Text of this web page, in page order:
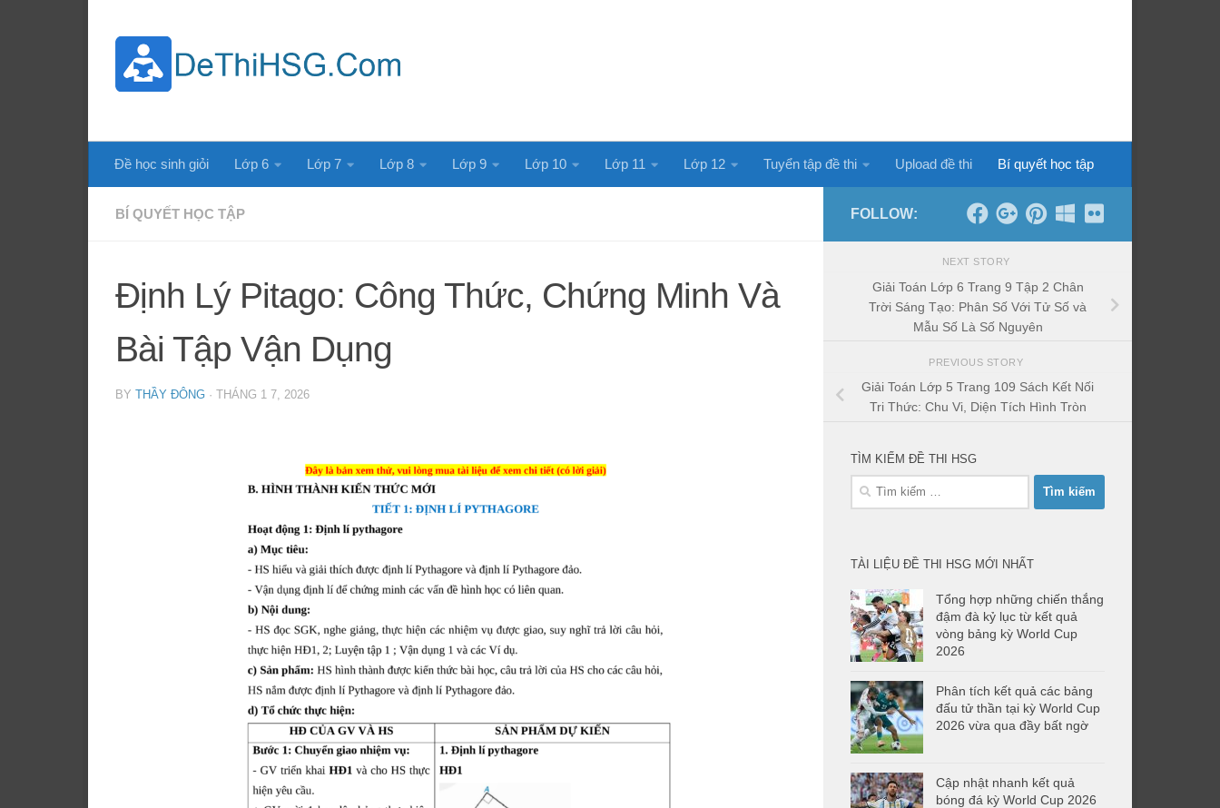
Đề học sinh giỏi Lớp 6 Lớp 7 Lớp 8 Lớp 9 Lớp 10 Lớp 11 Lớp 12 Tuyển tập đề thi Upload đề thi Bí quyết học tập
BÍ QUYẾT HỌC TẬP
Định Lý Pitago: Công Thức, Chứng Minh Và
Bài Tập Vận Dụng
BY THẦY ĐÔNG · THÁNG 1 7, 2026
FOLLOW:
NEXT STORY
Giải Toán Lớp 6 Trang 9 Tập 2 Chân
Trời Sáng Tạo: Phân Số Với Tử Số và
Mẫu Số Là Số Nguyên
PREVIOUS STORY
Giải Toán Lớp 5 Trang 109 Sách Kết Nối
Tri Thức: Chu Vi, Diện Tích Hình Tròn
TÌM KIẾM ĐỀ THI HSG
Tìm
TÀI LIỆU ĐỀ THI HSG MỚI NHẤT
Tổng hợp những chiến thắng
đậm đà kỷ lục từ kết quả
vòng bảng kỳ World Cup
2026
Phân tích kết quả các bảng
đấu tử thần tại kỳ World Cup
2026 vừa qua đầy bất ngờ
Cập nhật nhanh kết quả
bóng đá kỳ World Cup 2026